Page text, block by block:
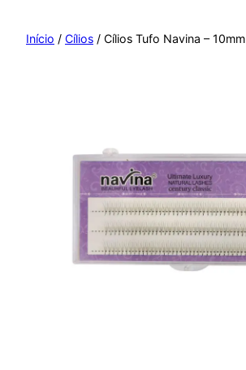
paraInício / Cílios / Cílios Tufo Navina – 10mm